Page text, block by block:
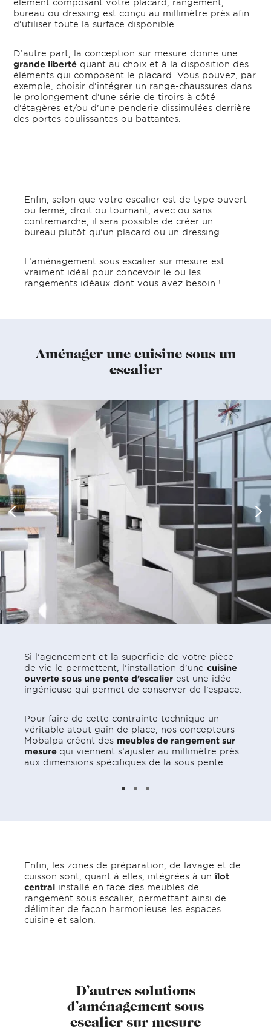
bureau ou dressing est conçu au millimètre près afin
d’utiliser toute la surface disponible.
D’autre part, la conception sur mesure donne une
grande liberté quant au choix et à la disposition des
éléments qui composent le placard. Vous pouvez, par
exemple, choisir d’intégrer un range-chaussures dans
le prolongement d’une série de tiroirs à côté
d’étagères et/ou d’une penderie dissimulées derrière
des portes coulissantes ou battantes.
Enfin, selon que votre escalier est de type ouvert
ou fermé, droit ou tournant, avec ou sans
contremarche, il sera possible de créer un
bureau plutôt qu’un placard ou un dressing.
L’aménagement sous escalier sur mesure est
vraiment idéal pour concevoir le ou les
rangements idéaux dont vous avez besoin !
Aménager une cuisine sous un
escalier
Si l’agencement et la superficie de votre pièce
de vie le permettent, l’installation d’une cuisine
ouverte sous une pente d’escalier est une idée
ingénieuse qui permet de conserver de l’espace.
Pour faire de cette contrainte technique un
véritable atout gain de place, nos concepteurs
Mobalpa créent des meubles de rangement sur
mesure qui viennent s’ajuster au millimètre près
aux dimensions spécifiques de la sous pente.
Enfin, les zones de préparation, de lavage et de
cuisson sont, quant à elles, intégrées à unîlot
central installé en face des meubles de
rangement sous escalier, permettant ainsi de
délimiter de façon harmonieuse les espaces
cuisine et salon.
D’autres solutions
d’aménagement sous
escalier sur mesure